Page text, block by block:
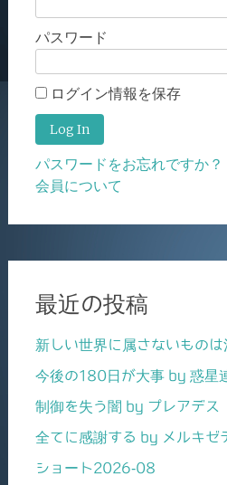
パスワード
ログイン情報を保存
パスワードをお忘れですか？
会員について
最近の投稿
新しい世界に属さないものは
今後の180日が大事 by 惑星
制御を失う闇 by プレアデス
全てに感謝する by メルキゼ
ショート2026-08